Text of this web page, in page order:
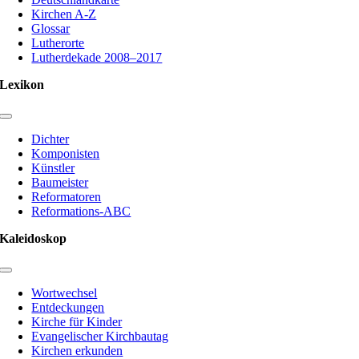
Kirchen A-Z
Glossar
Lutherorte
Lutherdekade 2008–2017
Lexikon
Toggle
Navigation
Dichter
Komponisten
Künstler
Baumeister
Reformatoren
Reformations-ABC
Kaleidoskop
Toggle
NavigationWortwechsel
Entdeckungen
Kirche für Kinder
Evangelischer Kirchbautag
Kirchen erkunden